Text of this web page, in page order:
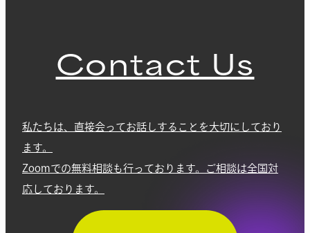
Contact Us
私たちは、直接会ってお話しすることを大切にしており
ます。
Zoomでの無料相談も行っております。ご相談は全国対
応しております。